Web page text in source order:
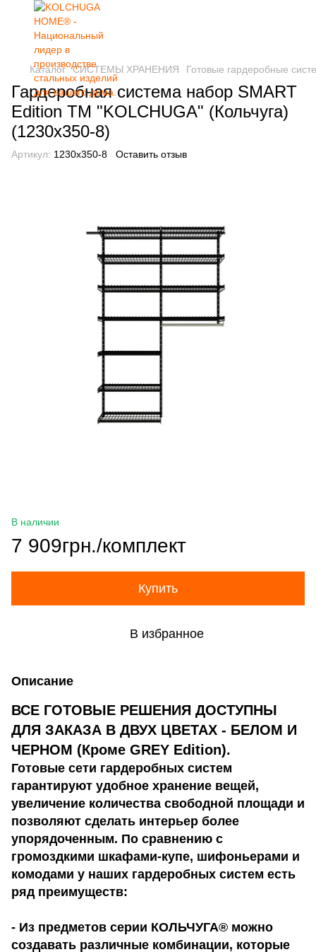
Каталог СИСТЕМЫ ХРАНЕНИЯ Готовые гардеробные
Гардеробная система набор SMART
Edition ТМ "KOLCHUGA" (Кольчуга)
(1230х350-8)
Артикул: 1230х350-8 Оставить отзыв
В наличии
7 909грн./комплект
Купить
В избранное
Описание
ВСЕ ГОТОВЫЕ РЕШЕНИЯ ДОСТУПНЫ
ДЛЯ ЗАКАЗА В ДВУХ ЦВЕТАХ - БЕЛОМ И
ЧЕРНОМ (Кроме GREY Edition).
Готовые сети гардеробных систем
гарантируют удобное хранение вещей,
увеличение количества свободной площади и
позволяют сделать интерьер более
упорядоченным. По сравнению с
громоздкими шкафами-купе, шифоньерами и
комодами у наших гардеробных систем есть
ряд преимуществ:
- Из предметов серии КОЛЬЧУГА® можно
создавать различные комбинации, которые